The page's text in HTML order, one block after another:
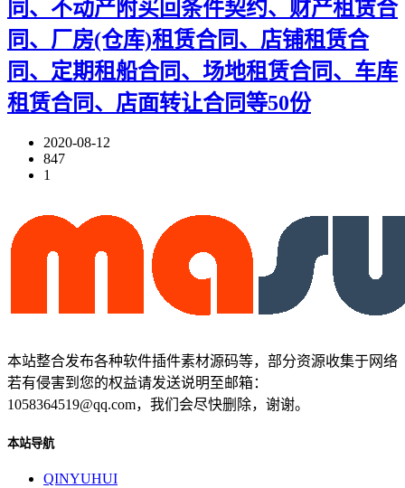
同、不动产附买回条件契约、财产租赁合
同、厂房(仓库)租赁合同、店铺租赁合
同、定期租船合同、场地租赁合同、车库
租赁合同、店面转让合同等50份
2020-08-12
847
1
本站整合发布各种软件插件素材源码等，部分资源收集于网络
若有侵害到您的权益请发送说明至邮箱：
1058364519@qq.com，我们会尽快删除，谢谢。
本站导航
QINYUHUI